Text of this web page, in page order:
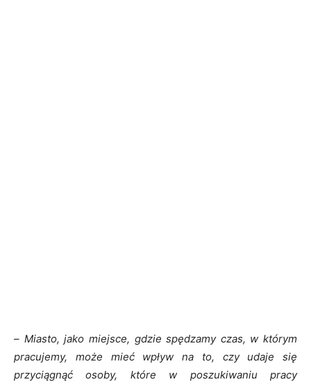
– Miasto, jako miejsce, gdzie spędzamy czas, w którym
pracujemy, może mieć wpływ na to, czy udaje się
przyciągnąć osoby, które w poszukiwaniu pracy